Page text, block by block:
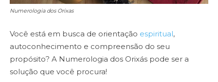
Numerologia dos Orixas
Você está em busca de orientação espiritual,
autoconhecimento e compreensão do seu
propósito? A Numerologia dos Orixás pode ser a
solução que você procura!